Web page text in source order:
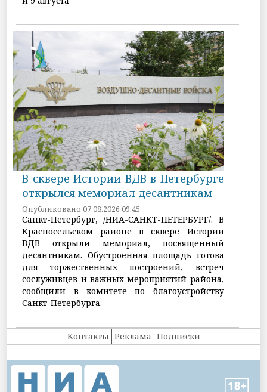
В сквере Истории ВДВ в Петербурге
открылся мемориал десантникам
Опубликовано 07.08.2026 09:45
Санкт-Петербург, /НИА-САНКТ-ПЕТЕРБУРГ/. В
Красносельском районе в сквере Истории
ВДВ открыли мемориал, посвященный
десантникам. Обустроенная площадь готова
для торжественных построений, встреч
сослуживцев и важных мероприятий района,
сообщили в комитете по благоустройству
Санкт-Петербурга.
Контакты Реклама Подписки